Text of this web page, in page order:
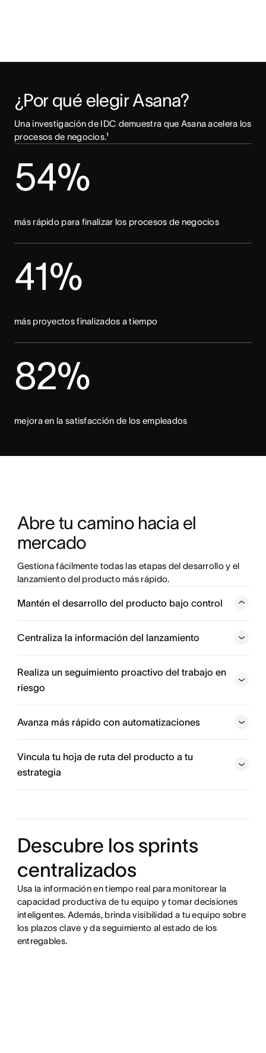
¿Por qué elegir Asana?
Una investigación de IDC demuestra que Asana acelera los
procesos de negocios.¹
54%
más rápido para finalizar los procesos de negocios
41%
más proyectos finalizados a tiempo
82%
mejora en la satisfacción de los empleados
Abre tu camino hacia el
mercado
Gestiona fácilmente todas las etapas del desarrollo y el
lanzamiento del producto más rápido.
Mantén el desarrollo del producto bajo control
Organiza las iniciativas por prioridad, así tendrás la
tranquilidad de saber que te estás enfocando en el
Da seguimiento a las variables
Centraliza la información del lanzamiento
Obtén una vista panorámica del trabajo
Realiza un seguimiento proactivo del trabajo en
riesgo
Identifica obstáculos para el lanzamiento
Avanza más rápido con automatizaciones
Aprovecha la automatización
Vincula tu hoja de ruta del producto a tu
estrategia
Visualiza cómo se conecta el trabajo
Descubre los sprints
centralizados
Usa la información en tiempo real para monitorear la
capacidad productiva de tu equipo y tomar decisiones
inteligentes. Además, brinda visibilidad a tu equipo sobre
los plazos clave y da seguimiento al estado de los
entregables.